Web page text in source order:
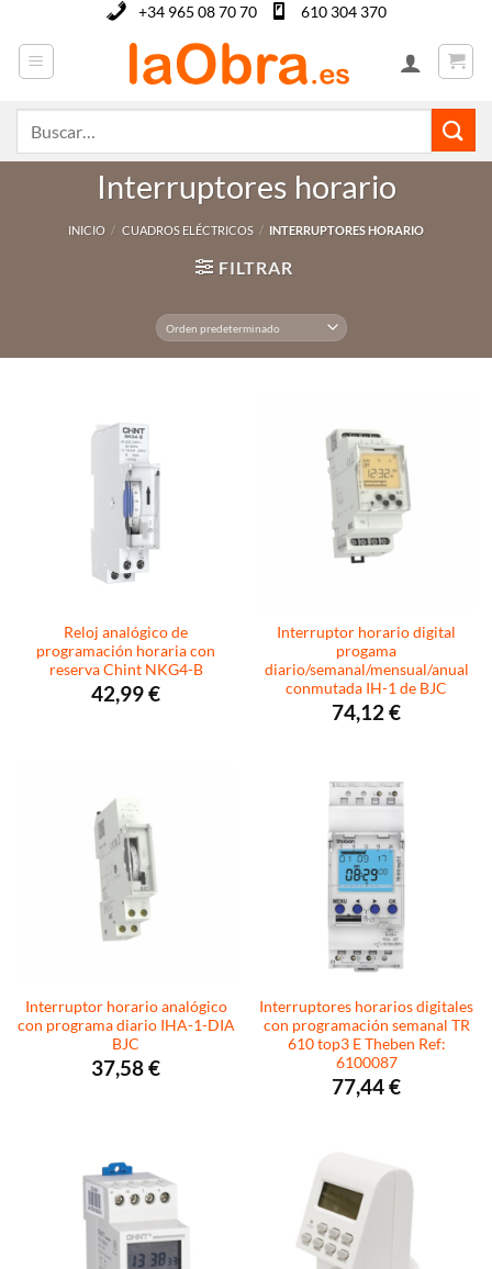
contenido
+34 965 08 70 70 610 304 370
Interruptores horario
INICIO / CUADROS ELÉCTRICOS / INTERRUPTORES HORARIO
FILTRAR
Reloj analógico de
programación horaria con
reserva Chint NKG4-B
42,99€
Interruptor horario digital
progama
diario/semanal/mensual/anual
conmutada IH-1 de BJC
74,12 €
Interruptor horario analógico
con programa diario IHA-1-DIA
BJC
37,58€
Interruptores horarios digitales
con programación semanal TR
610 top3 E Theben Ref:
6100087
77,44€